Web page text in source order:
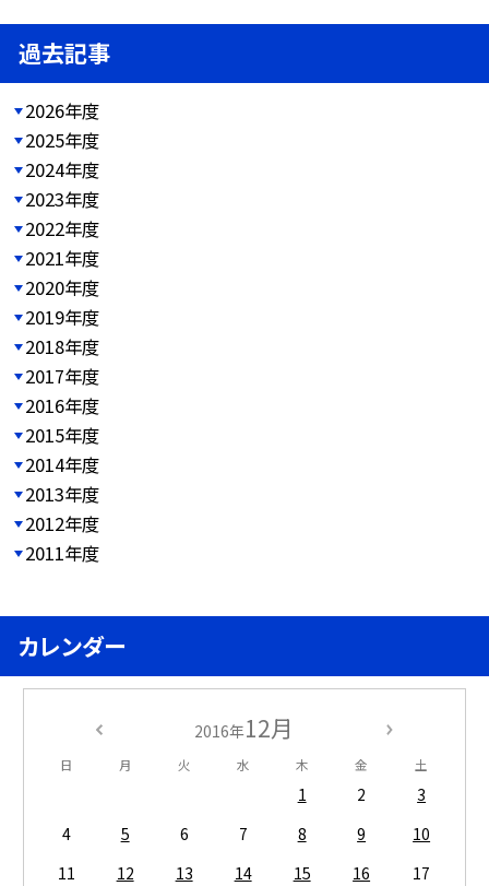
過去記事
2026年度
2025年度
2024年度
2023年度
2022年度
2021年度
2020年度
2019年度
2018年度
2017年度
2016年度
2015年度
2014年度
2013年度
2012年度
2011年度
カレンダー
2016年12月
日 月 火 水 木 金 土
1 2
3
4
5 6 7 8 9
10
11
12 13 14 15 16
17